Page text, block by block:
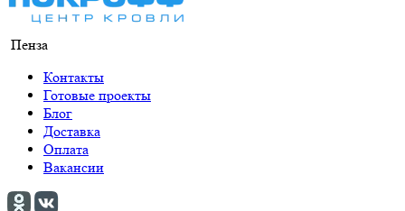
Пенза
Контакты
Готовые проекты
Блог
Доставка
Оплата
Вакансии